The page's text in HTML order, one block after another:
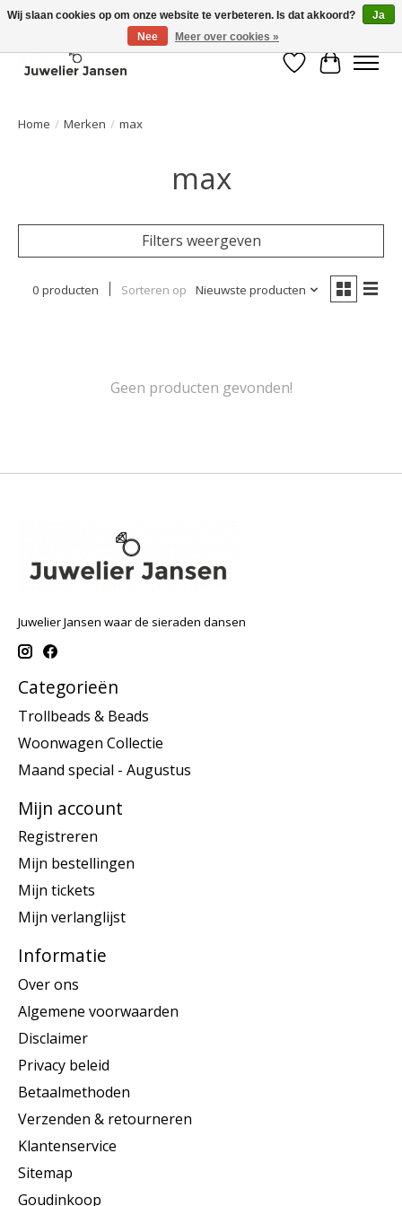
Verlanglijst
Home / Merken / max
max
Filters weergeven
0 producten Sorteren op Nieuwste producten
Geen producten gevonden!
Juwelier Jansen waar de sieraden dansen
Categorieën
Trollbeads & Beads
Woonwagen Collectie
Maand special - Augustus
Mijn account
Registreren
Mijn bestellingen
Mijn tickets
Mijn verlanglijst
Informatie
Over ons
Algemene voorwaarden
Disclaimer
Privacy beleid
Betaalmethoden
Verzenden & retourneren
Klantenservice
Sitemap
Goudinkoop
Wij slaan cookies op om onze website te verbeteren. Is dat akkoord?
Ja
Nee
Meer over cookies »